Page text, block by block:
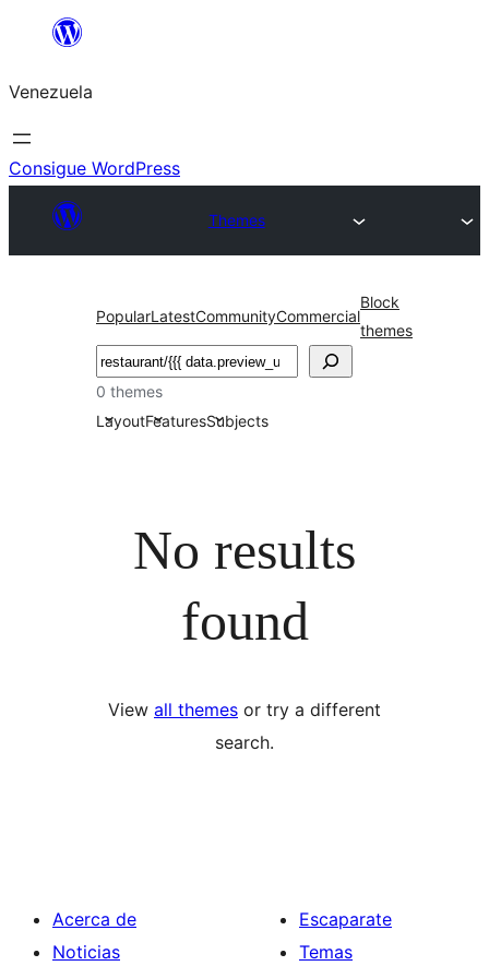
Saltar
contenido
Venezuela
Consigue WordPress
Themes
PopularLatestCommunityCommercial
Block
themes
Buscar
0 themes
LayoutFeaturesSubjects
No results
found
View all themes or try a different
search.
Acerca de
Noticias
Escaparate
Temas